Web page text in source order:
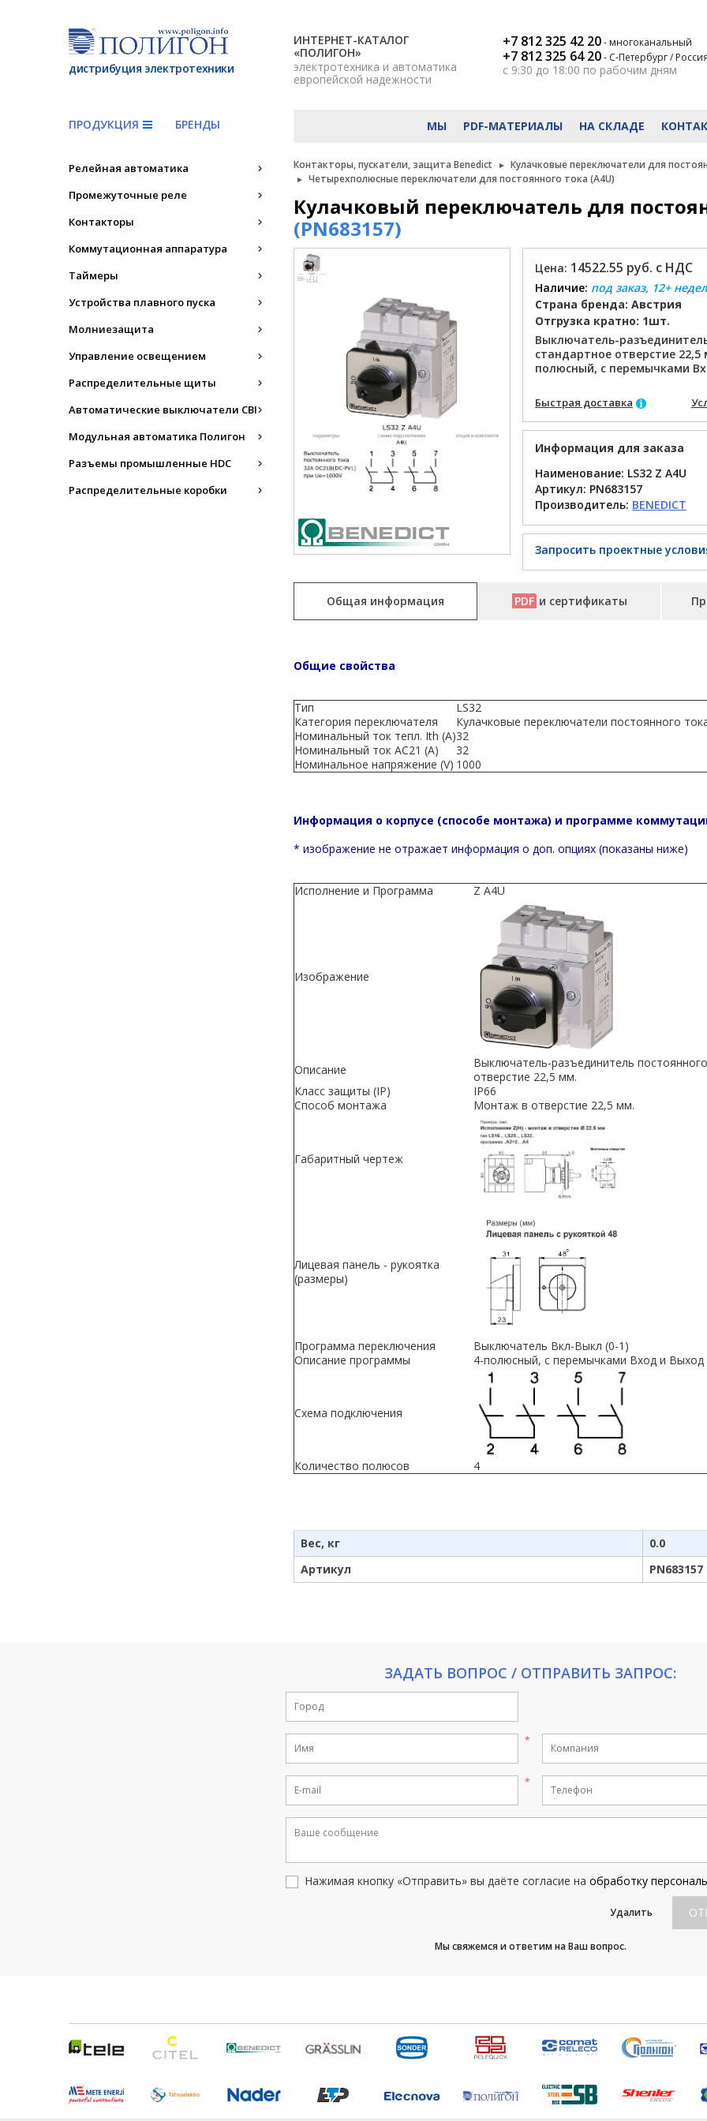
дистрибуция электротехники
ИНТЕРНЕТ-КАТАЛОГ
«ПОЛИГОН»
электротехника и автоматика
европейской надежности
+7 812 325 42 20- многоканальный
+7 812 325 64 20- С-Петербург / Россия
с 9:30 до 18:00 по рабочим дням
ПРОДУКЦИЯ БРЕНДЫ МЫ PDF-МАТЕРИАЛЫ НА СКЛАДЕ
Релейная автоматика
Промежуточные реле
Контакторы
Коммутационная аппаратура
Таймеры
Устройства плавного пуска
Молниезащита
Управление освещением
Распределительные щиты
Автоматические выключатели CBI
Модульная автоматика Полигон
Разъемы промышленные HDC
Распределительные коробки
Контакторы, пускатели, защита Benedict
Кулачковые переключатели для
Четырехполюсные переключатели для постоянного тока (A4U)
Кулачковый переключатель для
(PN683157)
Цена: 14522.55 руб. с НДС
Наличие: под заказ, 12+
Страна бренда: Австрия
Отгрузка кратно: 1шт.
Выключатель-
стандартное отверстие
полюсный, с перемычками
Быстрая доставка
Информация для заказа
Наименование: LS32 Z A4U
Артикул: PN683157
Производитель: BENEDICT
Запросить проектные
Общая информация PDF и сертификаты
Общие свойства
Тип
LS32
Категория переключателя
Кулачковые переключатели постоянного
Номинальный ток тепл. Ith (A)32
Номинальный ток AC21 (A)
32
Номинальное напряжение (V) 1000
Информация о корпусе (способе монтажа) и программе
* изображение не отражает информация о доп. опциях (показаны ниже)
Исполнение и Программа Z A4U
Изображение
Описание
Выключатель-разъединитель
отверстие 22,5 мм.
Класс защиты (IP)
IP66
Способ монтажа
Монтаж в отверстие 22,5 мм.
Габаритный чертеж
Лицевая панель - рукоятка
(размеры)
Программа переключения
Выключатель Вкл-Выкл (0-1)
Описание программы
4-полюсный, с перемычками Вход и Выход
Схема подключения
Количество полюсов 4
Вес, кг
0.0
Артикул
PN683157
ЗАДАТЬ ВОПРОС / ОТПРАВИТЬ ЗАПРОС:
Нажимая кнопку «Отправить» вы даёте согласие на обработку
Удалить
Мы свяжемся и ответим на Ваш вопрос.